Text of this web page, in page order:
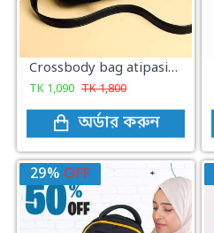
Crossbody bag atipasial leather ( black colour )
TK 1,090 TK1,800
অর্ডার করুন
29% OFF